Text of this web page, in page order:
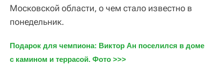
Московской области, о чем стало известно в
понедельник.
Подарок для чемпиона: Виктор Ан поселился в доме
с камином и террасой. Фото >>>